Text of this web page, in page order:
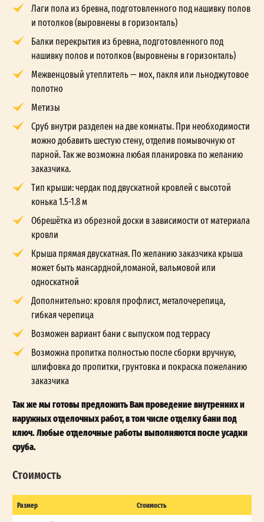
Лаги пола из бревна, подготовленного под нашивку полов
и потолков (выровнены в горизонталь)
Балки перекрытия из бревна, подготовленного под
нашивку полов и потолков (выровнены в горизонталь)
Межвенцовый утеплитель — мох, пакля или льноджутовое
полотно
Метизы
Сруб внутри разделен на две комнаты. При необходимости
можно добавить шестую стену, отделив помывочную от
парной. Так же возможна любая планировка по желанию
заказчика.
Тип крыши: чердак под двускатной кровлей с высотой
конька 1.5-1.8 м
Обрешётка из обрезной доски в зависимости от материала
кровли
Крыша прямая двускатная. По желанию заказчика крыша
может быть мансардной,ломаной, вальмовой или
односкатной
Дополнительно: кровля профлист, металочерепица,
гибкая черепица
Возможен вариант бани с выпуском под террасу
Возможна пропитка полностью после сборки вручную,
шлифовка до пропитки, грунтовка и покраска пожеланию
заказчика
Так же мы готовы предложить Вам проведение внутренних и
наружных отделочных работ, в том числе отделку бани под
ключ. Любые отделочные работы выполняются после усадки
сруба.
Стоимость
Размер Стоимость